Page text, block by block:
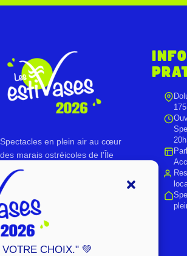
CHOIX." 💚
Spectacles en plein air au cœur
des marais ostréicoles de l'Île
d'Oléron.